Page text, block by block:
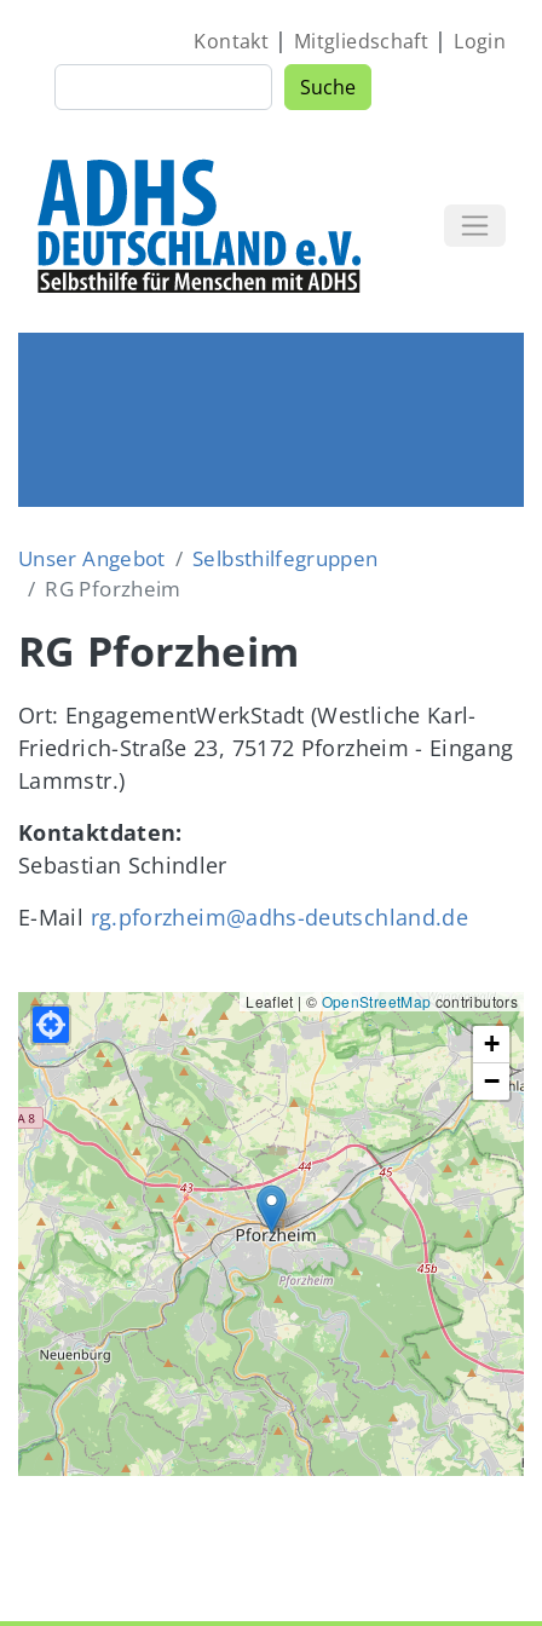
Suche Suche
Kontakt| Mitgliedschaft | Login
Unser Angebot
Selbsthilfegruppen
RG Pforzheim
RG Pforzheim
Ort: EngagementWerkStadt (Westliche Karl-
Friedrich-Straße 23, 75172 Pforzheim - Eingang
Lammstr.)
Kontaktdaten:
Sebastian Schindler
E-Mail rg.pforzheim@adhs-deutschland.de
Leaflet | © OpenStreetMapcontributors
+
−